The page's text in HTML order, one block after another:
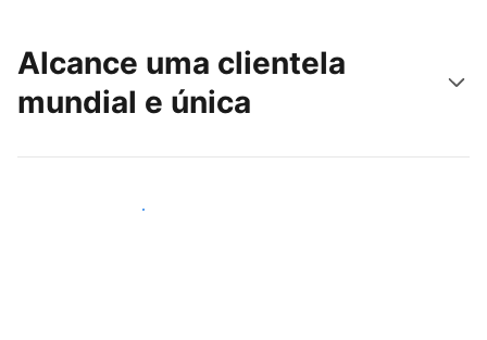
Alcance uma clientela
mundial e única
Alcançar novos hóspedes